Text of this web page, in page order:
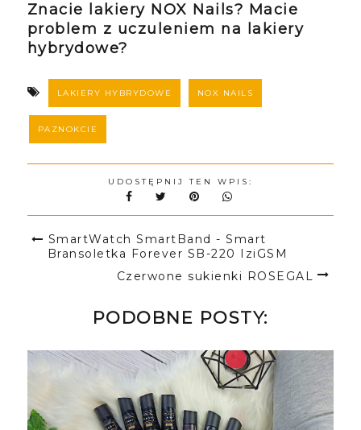
Znacie lakiery NOX Nails? Macie
problem z uczuleniem na lakiery
hybrydowe?
LAKIERY HYBRYDOWE NOX NAILS
PAZNOKCIE
UDOSTĘPNIJ TEN WPIS:
SmartWatch SmartBand - Smart
Bransoletka Forever SB-220 IziGSM
Czerwone sukienki ROSEGAL
PODOBNE POSTY: